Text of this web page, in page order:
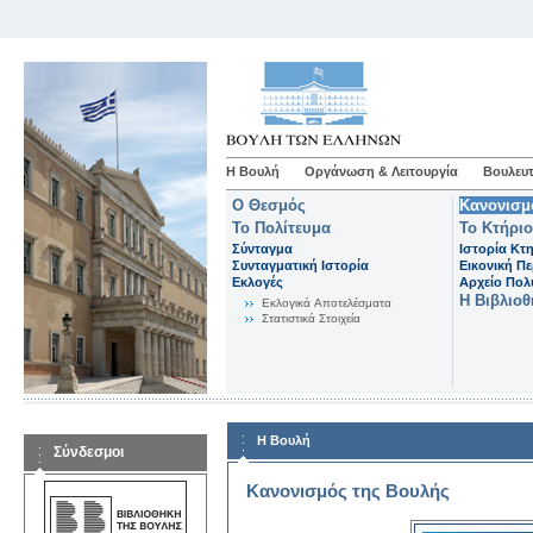
Η Βουλή Οργάνωση & Λειτουργία
Ο Θεσμός
Το Πολίτευμα
Σύνταγμα
Συνταγματική Ιστορία
Εκλογές
Eκλογικά Aποτελέσματα
Στατιστικά Στοιχεία
Το Κτήριο
Ιστορία
Εικονική
Αρχείο
Η
Σύνδεσμοι
Η Βουλή
Κανονισμός της Βουλής